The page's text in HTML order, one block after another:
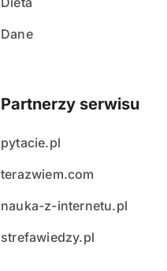
Dane
Partnerzy serwisu
pytacie.pl
terazwiem.com
nauka-z-internetu.pl
strefawiedzy.pl